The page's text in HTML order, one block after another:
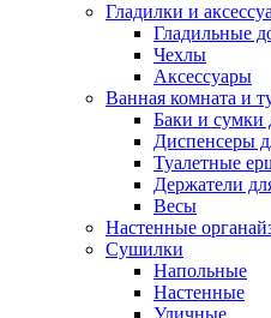
Гладилки и
Гладильные
Чехлы
Аксессуары
Ванная комната и
Баки и сумки
Диспенсеры
Туалетные
Держатели
Весы
Настенные
Сушилки
Напольные
Настенные
Уличные